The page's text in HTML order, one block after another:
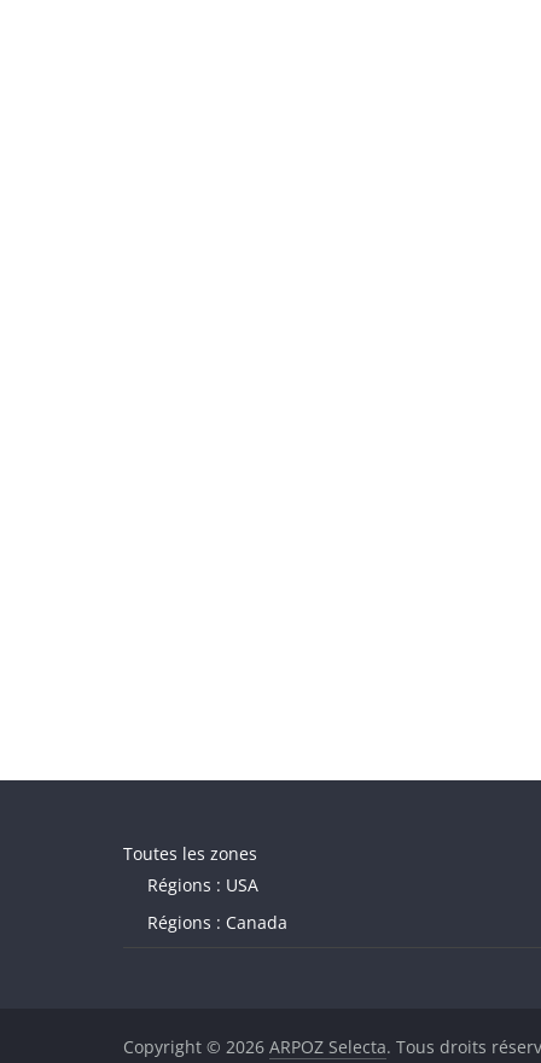
Toutes les zones
Régions : USA
Régions : Canada
Copyright © 2026 ARPOZ Selecta. Tous droits